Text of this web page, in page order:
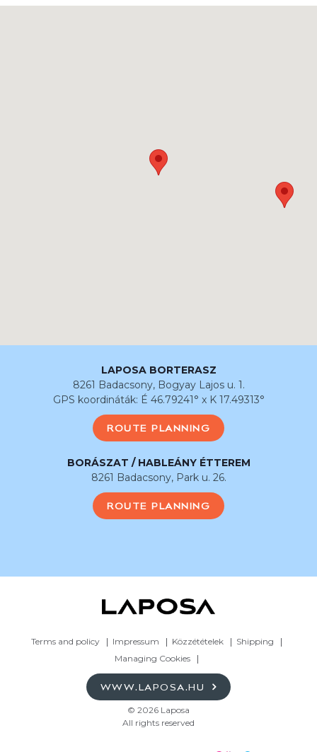
LAPOSA BORTERASZ
8261 Badacsony, Bogyay Lajos u. 1.
GPS koordináták: É 46.79241° x K 17.49313°
ROUTE PLANNING
BORÁSZAT / HABLEÁNY ÉTTEREM
8261 Badacsony, Park u. 26.
ROUTE PLANNING
Terms and policy Impressum Közzétételek
Shipping
Managing Cookies
WWW.LAPOSA.HU
© 2026 Laposa
All rights reserved